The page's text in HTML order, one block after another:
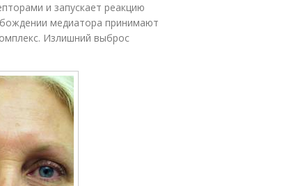
и запускает реакцию
медиатора принимают
Излишний выброс